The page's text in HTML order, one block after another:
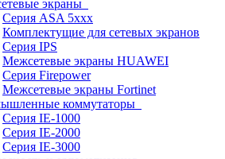
экраны
Серия ASA 5xxx
Комплектущие для сетевых экранов
Серия IPS
Межсетевые экраны HUAWEI
Серия Firepower
Межсетевые экраны Fortinet
коммутаторы
Серия IE-1000
Серия IE-2000
Серия IE-3000